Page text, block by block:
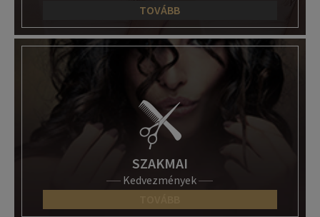
TOVÁBB
SZAKMAI
Kedvezmények